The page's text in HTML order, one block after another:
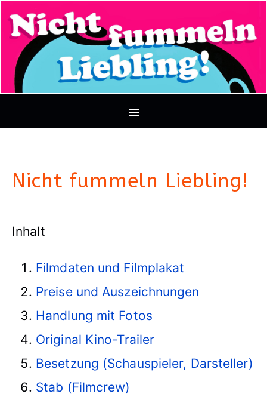
Nicht fummeln Liebling!
Inhalt
Filmdaten und Filmplakat
Preise und Auszeichnungen
Handlung mit Fotos
Original Kino-Trailer
Besetzung (Schauspieler, Darsteller)
Stab (Filmcrew)